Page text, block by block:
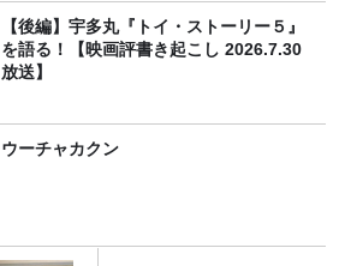
【後編】宇多丸『トイ・ストーリー５』
を語る！【映画評書き起こし 2026.7.30
放送】
ウーチャカクン